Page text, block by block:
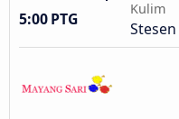
5:00 PTG
Kulim
Stesen